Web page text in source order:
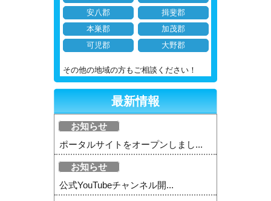
安八郡
揖斐郡
本巣郡
加茂郡
可児郡
大野郡
その他の地域の方もご相談ください！
最新情報
お知らせ
ポータルサイトをオープンしまし...
お知らせ
公式YouTubeチャンネル開...